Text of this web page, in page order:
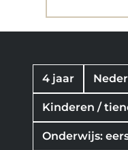
4 jaar
Kinderen /
Onderwijs: